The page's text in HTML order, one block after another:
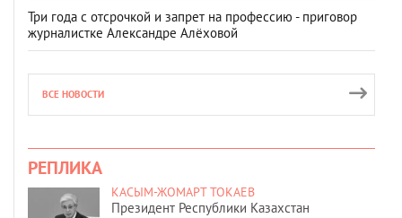
Три года с отсрочкой и запрет на профессию - приговор
журналистке Александре Алёховой
ВСЕ НОВОСТИ
РЕПЛИКА
КАСЫМ-ЖОМАРТ ТОКАЕВ
Президент Республики Казахстан